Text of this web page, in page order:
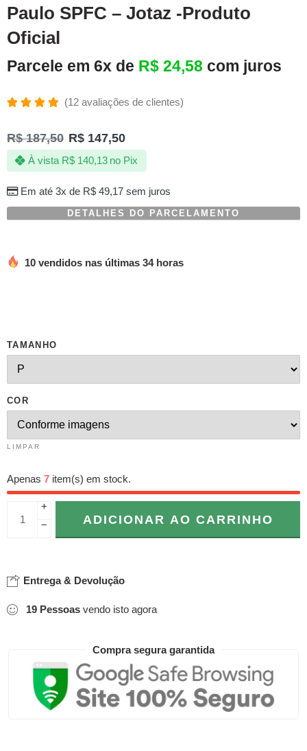
Paulo SPFC – Jotaz -Produto
Oficial
Parcele em 6x de R$ 24,58 com juros
4.92de 5,
com
baseado
em
de
clientes
(12avaliações de clientes)
R$187,50 R$ 147,50
Em até 3x de R$49,17sem juros
À vista R$140,13 no Pix
DETALHES DO PARCELAMENTO
10 vendidos nas últimas 34 horas
TAMANHO
COR
LIMPAR
Apenas 7 item(s) em stock.
+
−
ADICIONAR AO CARRINHO
Entrega & Devolução
19 Pessoas vendo isto agora
Compra segura garantida